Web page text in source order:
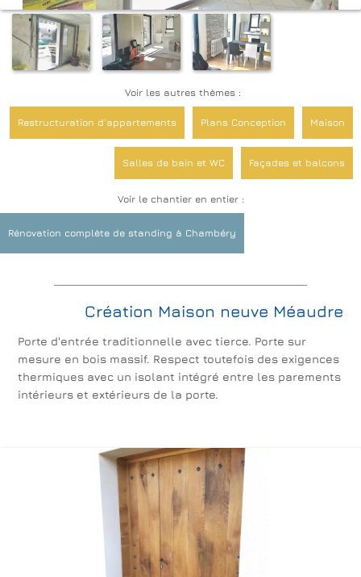
Voir le chantier en entier :
Rénovation complète de standing à Chambéry
Voir les autres thèmes :
Maison
Plans Conception
Restructuration d'appartements
Façades et balcons
Salles de bain et WC
Décoration Revêtements Peinture
Cuisines
Création Maison neuve Méaudre
Porte d'entrée traditionnelle avec tierce. Porte sur
mesure en bois massif. Respect toutefois des exigences
thermiques avec un isolant intégré entre les parements
intérieurs et extérieurs de la porte.